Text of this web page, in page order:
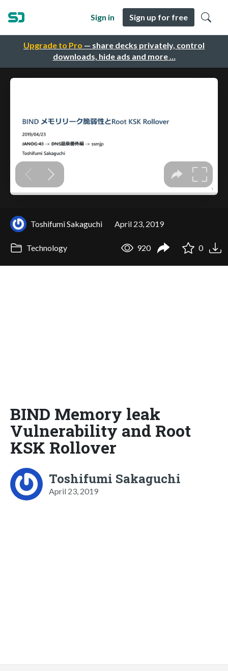
Upgrade to Pro — share decks privately, control
downloads, hide ads and more …
Sign in Sign up for free
Toshifumi Sakaguchi April 23, 2019
Technology 920 0
BIND Memory leak
Vulnerability and Root
KSK Rollover
Toshifumi Sakaguchi
April 23, 2019